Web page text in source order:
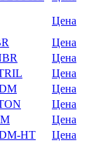
Цена
Цена
Цена
Цена
Цена
Цена
Цена
HT
Цена